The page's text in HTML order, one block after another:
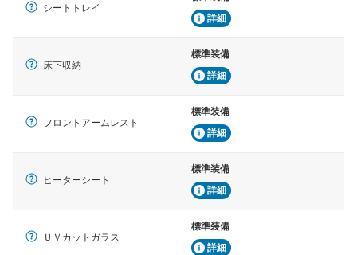
シートトレイ
詳細
床下収納
標準装備
詳細
フロントアームレスト
標準装備
詳細
ヒーターシート
標準装備
詳細
ＵＶカットガラス
標準装備
詳細